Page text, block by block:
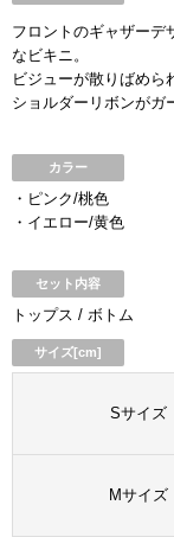
フロントのギャザーデ
なビキニ。
ビジューが散りばめら
ショルダーリボンがガ
カラー
・ピンク/桃色
・イエロー/黄色
セット内容
トップス / ボトム
サイズ[cm]
Sサイズ
Mサイズ